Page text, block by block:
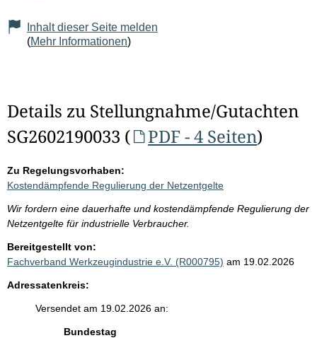
Inhalt dieser Seite melden
(Mehr Informationen)
Details zu Stellungnahme/Gutachten
SG2602190033 (
PDF - 4 Seiten)
Zu Regelungsvorhaben:
Kostendämpfende Regulierung der Netzentgelte
Wir fordern eine dauerhafte und kostendämpfende Regulierung der
Netzentgelte für industrielle Verbraucher.
Bereitgestellt von:
Fachverband Werkzeugindustrie e.V. (R000795) am 19.02.2026
Adressatenkreis:
Versendet am 19.02.2026 an:
Bundestag